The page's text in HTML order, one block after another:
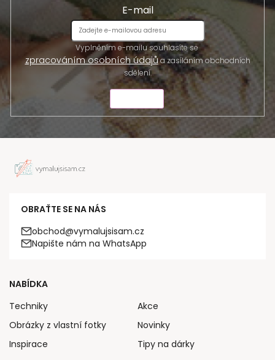
E-mail
Vyplněním e-mailu souhlasíte se
zpracováním osobních údajůa zasíláním obchodních
sdělení.
OBRAŤTE SE NA NÁS
obchod@vymalujsisam.cz
Napište nám na WhatsApp
NABÍDKA
Techniky
Obrázky z vlastní fotky
Inspirace
Akce
Novinky
Tipy na dárky